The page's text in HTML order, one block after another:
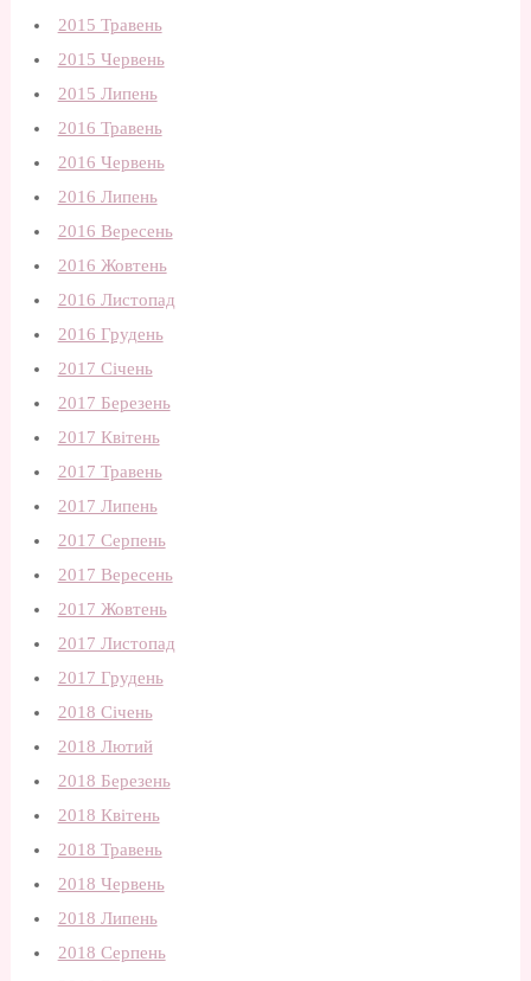
2015 Травень
2015 Червень
2015 Липень
2016 Травень
2016 Червень
2016 Липень
2016 Вересень
2016 Жовтень
2016 Листопад
2016 Грудень
2017 Січень
2017 Березень
2017 Квітень
2017 Травень
2017 Липень
2017 Серпень
2017 Вересень
2017 Жовтень
2017 Листопад
2017 Грудень
2018 Січень
2018 Лютий
2018 Березень
2018 Квітень
2018 Травень
2018 Червень
2018 Липень
2018 Серпень